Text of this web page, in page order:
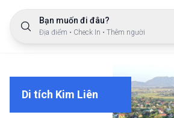
Bạn muốn đi đâu?
Địa điểm • Check In • Thêm người
Di tích Kim Liên